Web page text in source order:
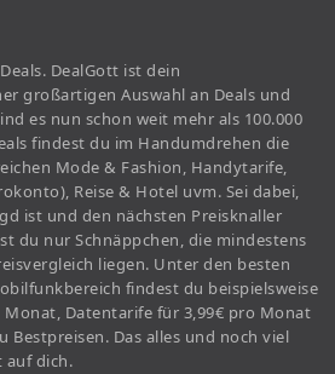
DealGott ist dein
großartigen Auswahl an Deals und
es nun schon weit mehr als 100.000
findest du im Handumdrehen die
Mode & Fashion, Handytarife,
Reise & Hotel uvm. Sei dabei,
ist und den nächsten Preisknaller
du nur Schnäppchen, die mindestens
liegen. Unter den besten
findest du beispielsweise
Datentarife für 3,99€ pro Monat
Bestpreisen. Das alles und noch viel
auf dich.